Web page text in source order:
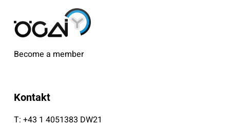
Become a member
Kontakt
T: +43 1 4051383 DW21